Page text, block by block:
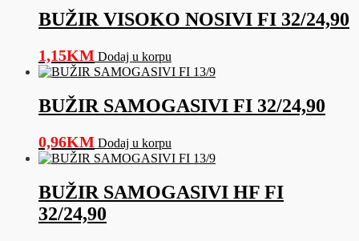
BUŽIR VISOKO NOSIVI FI 32/24,90
1,15KM Dodaj u korpu
BUŽIR SAMOGASIVI FI 32/24,90
0,96KM Dodaj u korpu
BUŽIR SAMOGASIVI HF FI
32/24,90